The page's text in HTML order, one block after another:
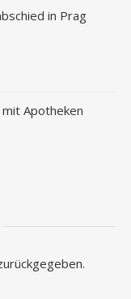
in Prag
Apotheken